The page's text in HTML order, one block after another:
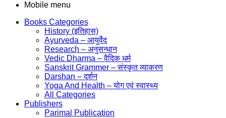
Mobile menu
Books Categories
History (इतिहास)
Ayurveda – आयुर्वेद
Research – अनुसन्धान
Vedic Dharma – वैदिक धर्म
Sanskrit Grammer – संस्कृत व्याकरण
Darshan – दर्शन
Yoga And Health – योग एवं स्वास्थ्य
All Categories
Publishers
Parimal Publication